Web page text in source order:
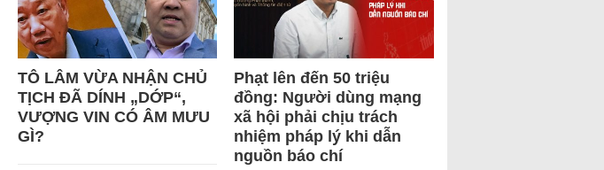
TÔ LÂM VỪA NHẬN CHỦ
TỊCH ĐÃ DÍNH „DỚP“,
VƯỢNG VIN CÓ ÂM MƯU
GÌ?
Phạt lên đến 50 triệu
đồng: Người dùng mạng
xã hội phải chịu trách
nhiệm pháp lý khi dẫn
nguồn báo chí